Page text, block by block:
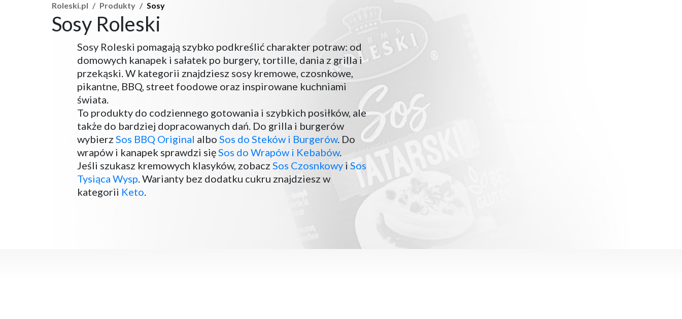
Roleski.pl Produkty Sosy
Sosy Roleski
Sosy Roleski pomagają szybko podkreślić charakter potraw: od
domowych kanapek i sałatek po burgery, tortille, dania z grilla i
przekąski. W kategorii znajdziesz sosy kremowe, czosnkowe,
pikantne, BBQ, street foodowe oraz inspirowane kuchniami
świata.
To produkty do codziennego gotowania i szybkich posiłków, ale
także do bardziej dopracowanych dań. Do grilla i burgerów
wybierz Sos BBQ Original albo Sos do Steków i Burgerów. Do
wrapów i kanapek sprawdzi sięSos do Wrapów i Kebabów.
Jeśli szukasz kremowych klasyków, zobacz Sos Czosnkowy i Sos
Tysiąca Wysp. Warianty bez dodatku cukru znajdziesz w
kategorii Keto.